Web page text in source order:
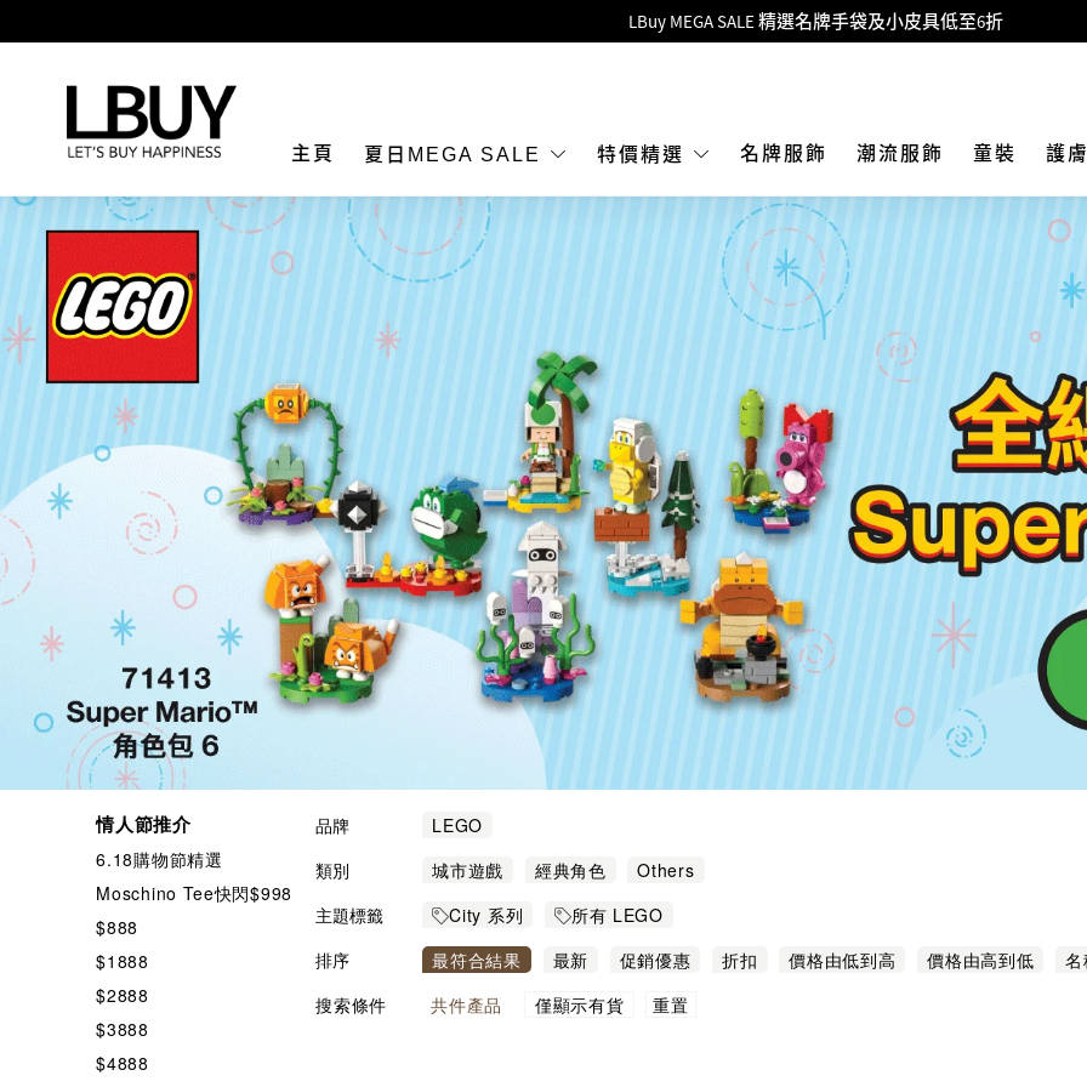
Goyard Hobo / Hobo Mini人氣限量特別版限時原價低至75折!
MOKO 1樓175號鋪旗艦店特設名牌Hermès、CHANEL及LV專區！
重要通告：銀行轉帳及轉數快付款注意事項
購物滿HKD500即享免運費！
LBuy獲香港知識產權署頒發2026《正版正貨承諾》商標
LBuy MEGA SALE 精選名牌手袋及小皮具低至6折
主頁 夏日MEGA SALE 特價精選 名牌服飾 潮流服飾 童裝 護
情人節推介
6.18購物節精選
Moschino Tee快閃$998
$888
$1888
$2888
$3888
$4888
品牌
LEGO
類別
城市遊戲 經典角色
Others
主題標籤
City 系列
所有 LEGO
排序
最符合結果 最新 促銷優惠 折扣 價格由低到高 價格由高到低
搜索條件
共件產品 僅顯示有貨 重置